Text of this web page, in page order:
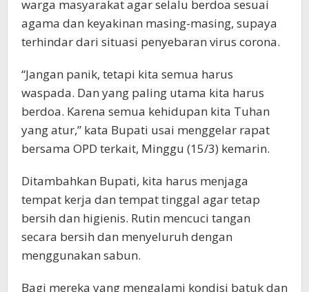
warga masyarakat agar selalu berdoa sesuai
agama dan keyakinan masing-masing, supaya
terhindar dari situasi penyebaran virus corona.
“Jangan panik, tetapi kita semua harus
waspada. Dan yang paling utama kita harus
berdoa. Karena semua kehidupan kita Tuhan
yang atur,” kata Bupati usai menggelar rapat
bersama OPD terkait, Minggu (15/3) kemarin.
Ditambahkan Bupati, kita harus menjaga
tempat kerja dan tempat tinggal agar tetap
bersih dan higienis. Rutin mencuci tangan
secara bersih dan menyeluruh dengan
menggunakan sabun.
Bagi mereka yang mengalami kondisi batuk dan